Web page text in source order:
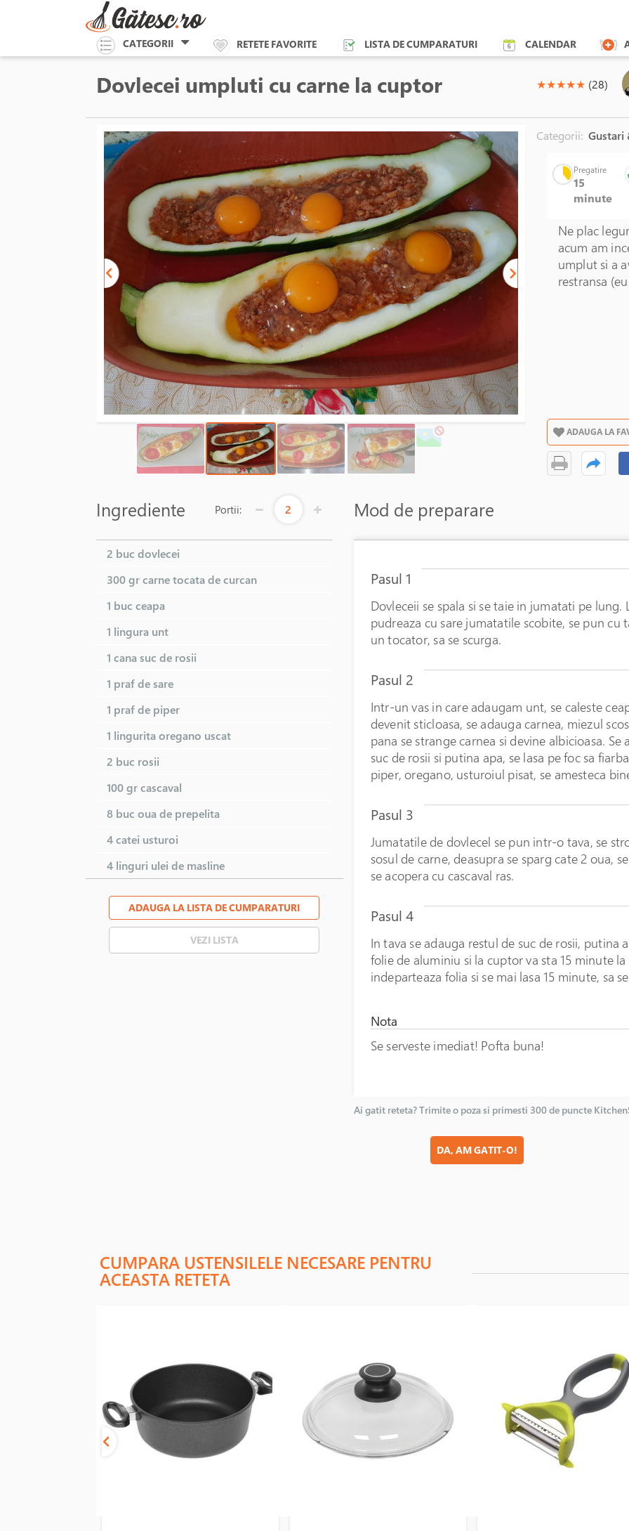
CATEGORII RETETE FAVORITE LISTA DE CUMPARATURI CALENDAR
Dovlecei umpluti cu carne la cuptor (*)
★(*)
★(*)
★(*)
★(*)
★ (28)
Categorii: Gustari
Pregatire
15
minute
Ne plac
acum am
umplut si a
restransa
ADAUGA LA
Ingrediente Portii: 2
2 buc dovlecei
300 grcarne tocata de curcan
1 buc ceapa
1 lingura unt
1 canasuc de rosii
1 praf desare
1 praf de piper
1 linguritaoregano uscat
2 buc rosii
100 grcascaval
8 buc oua de prepelita
4 catei usturoi
4 linguri ulei de masline
ADAUGA LA LISTA DE CUMPARATURI
VEZI LISTA
Mod de preparare
Pasul 1
Dovleceii se spala si se taie in jumatati pe lung.
pudreaza cu sare jumatatile scobite, se pun cu
un tocator, sa se scurga.
Pasul 2
Intr-un vas in care adaugam unt, se caleste
devenit sticloasa, se adauga carnea, miezul
pana se strange carnea si devine albicioasa.
suc de rosii si putina apa, se lasa pe foc sa
piper, oregano, usturoiul pisat, se amesteca
Pasul 3
Jumatatile de dovlecel se pun intr-o tava, se
sosul de carne, deasupra se sparg cate 2 oua,
se acopera cu cascaval ras.
Pasul 4
In tava se adauga restul de suc de rosii, putina
folie de aluminiu si la cuptor va sta 15 minute la
indeparteaza folia si se mai lasa 15 minute, sa
Nota
Se serveste imediat! Pofta buna!
Ai gatit reteta? Trimite o poza si primesti 300 de puncte
DA, AM GATIT-O!
CUMPARA USTENSILELE NECESARE PENTRU
ACEASTA RETETA